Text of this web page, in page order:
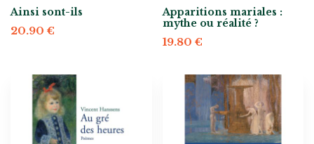
Ainsi sont-ils
20.90 €
Apparitions mariales :
mythe ou réalité ?
19.80 €